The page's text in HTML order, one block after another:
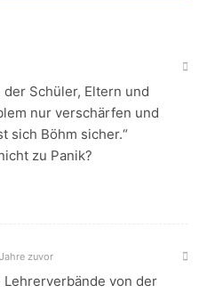
Schüler, Eltern und
nur verschärfen und
sich Böhm sicher.“
zu Panik?
zuvor
von der